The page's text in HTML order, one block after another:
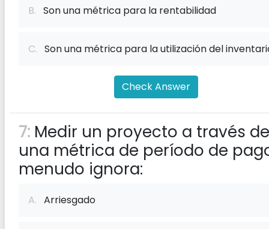
B. Son una métrica para la rentabilidad
C. Son una métrica para la utilización del
Check Answer
7: Medir un proyecto a través de
una métrica de período de
menudo ignora:
A. Arriesgado